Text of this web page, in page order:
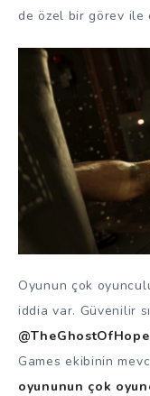
de özel bir görev ile
Oyunun çok
iddia var. Güvenilir
@TheGhostOfHope
Games ekibinin
oyununun çok